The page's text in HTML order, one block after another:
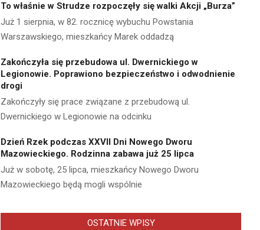
To właśnie w Strudze rozpoczęły się walki Akcji „Burza”
Już 1 sierpnia, w 82. rocznicę wybuchu Powstania
Warszawskiego, mieszkańcy Marek oddadzą
Zakończyła się przebudowa ul. Dwernickiego w
Legionowie. Poprawiono bezpieczeństwo i odwodnienie
drogi
Zakończyły się prace związane z przebudową ul.
Dwernickiego w Legionowie na odcinku
Dzień Rzek podczas XXVII Dni Nowego Dworu
Mazowieckiego. Rodzinna zabawa już 25 lipca
Już w sobotę, 25 lipca, mieszkańcy Nowego Dworu
Mazowieckiego będą mogli wspólnie
OSTATNIE WPISY